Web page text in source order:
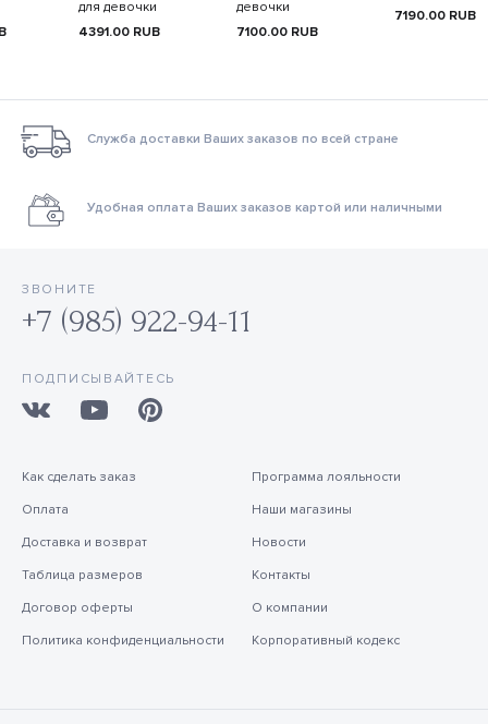
для девочки
4391.00 RUB
девочки
7100.00 RUB
7190.00 RUB
Служба доставки Ваших заказов по всей стране
Удобная оплата Ваших заказов картой или наличными
ЗВОНИТЕ
+7 (985) 922-94-11
ПОДПИСЫВАЙТЕСЬ
Как сделать заказ
Оплата
Доставка и возврат
Таблица размеров
Договор оферты
Политика конфиденциальности
Программа лояльности
Наши магазины
Новости
Контакты
О компании
Корпоративный кодекс